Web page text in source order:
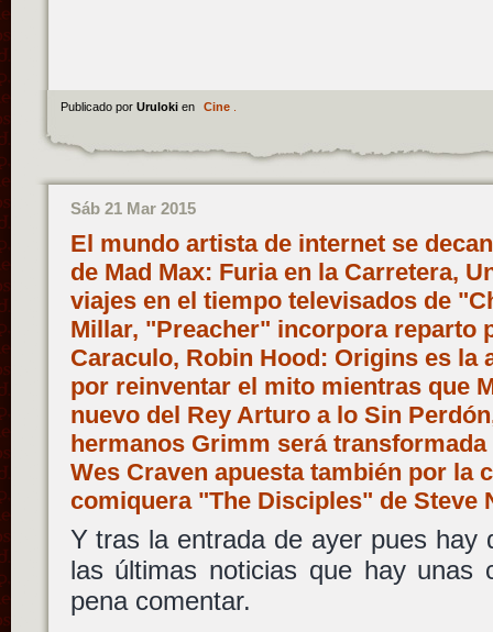
Publicado por Uruloki en Cine.
Sáb 21 Mar 2015
El mundo artista de internet se
de Mad Max: Furia en la Carretera,
viajes en el tiempo televisados de
Millar, "Preacher" incorpora reparto
Caraculo, Robin Hood: Origins es la
por reinventar el mito mientras que
nuevo del Rey Arturo a lo Sin
hermanos Grimm será
Wes Craven apuesta también por la
comiquera "The Disciples" de Steve
Y tras la entrada de ayer pues hay
las últimas noticias que hay unas
pena comentar.